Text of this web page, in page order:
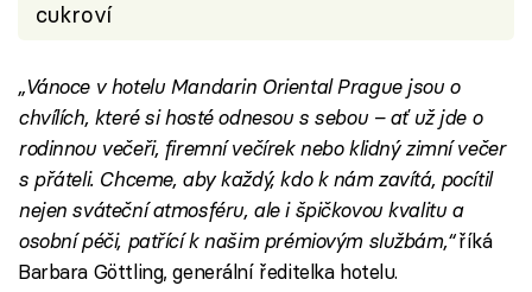
cukroví
„Vánoce v hotelu Mandarin Oriental Prague jsou o
chvílích, které si hosté odnesou s sebou – ať už jde o
rodinnou večeři, firemní večírek nebo klidný zimní večer
s přáteli. Chceme, aby každý, kdo k nám zavítá, pocítil
nejen sváteční atmosféru, ale i špičkovou kvalitu a
osobní péči, patřící k našim prémiovým službám,“říká
Barbara Göttling, generální ředitelka hotelu.